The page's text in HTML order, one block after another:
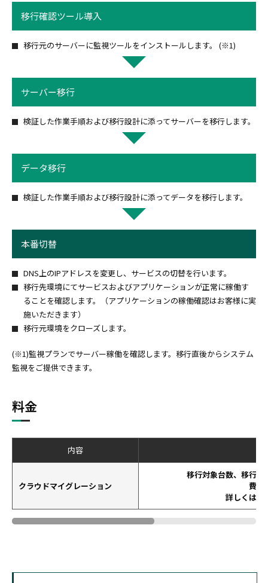
移行確認ツール導入
移行元のサーバーに監視ツールをインストールします。 (※1)
サーバー移行
検証した作業手順および移行設計に添ってサーバーを移行します。
データ移行
検証した作業手順および移行設計に添ってデータを移行します。
本番切替
DNS上のIPアドレスを変更し、サービスの切替を行います。
移行先環境にてサービスおよびアプリケーションが正常に稼働す
ることを確認します。（アプリケーションの稼働確認はお客様に実
施いただきます）
移行元環境をクローズします。
(※1)監視プランでサーバー稼働を確認します。移行直後からシステム
監視をご提供できます。
料金
内容
クラウドマイグレーション
移行対象台数、移行デ
費用
詳しくはお